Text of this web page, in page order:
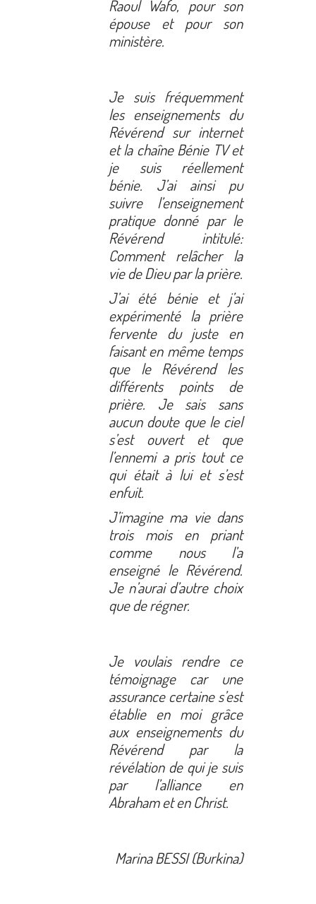
Raoul Wafo, pour son
épouse et pour son
ministère.
Je suis fréquemment
les enseignements du
Révérend sur internet
et la chaîne Bénie TV et
je suis réellement
bénie. J’ai ainsi pu
suivre l’enseignement
pratique donné par le
Révérend intitulé:
Comment relâcher la
vie de Dieu par la prière.
J’ai été bénie et j’ai
expérimenté la prière
fervente du juste en
faisant en même temps
que le Révérend les
différents points de
prière. Je sais sans
aucun doute que le ciel
s’est ouvert et que
l’ennemi a pris tout ce
qui était à lui et s’est
enfuit.
J’imagine ma vie dans
trois mois en priant
comme nous l’a
enseigné le Révérend.
Je n’aurai d’autre choix
que de régner.
Je voulais rendre ce
témoignage car une
assurance certaine s’est
établie en moi grâce
aux enseignements du
Révérend par la
révélation de qui je suis
par l’alliance en
Abraham et en Christ.
Marina BESSI (Burkina)